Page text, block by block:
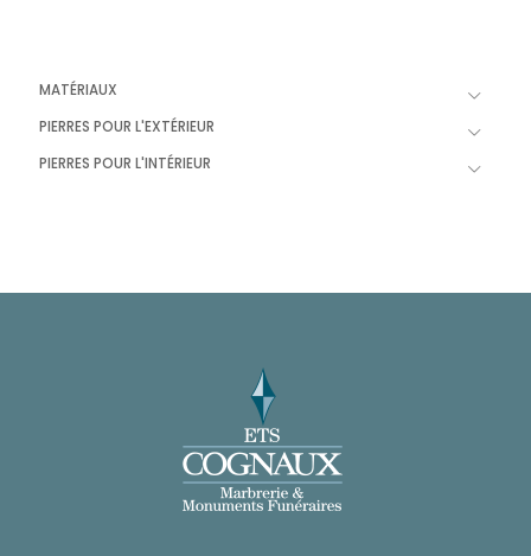
MATÉRIAUX
PIERRES POUR L'EXTÉRIEUR
PIERRES POUR L'INTÉRIEUR